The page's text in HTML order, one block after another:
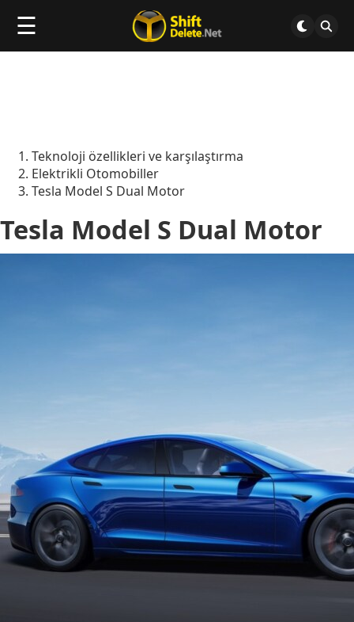
☰
Teknoloji özellikleri ve karşılaştırma
Elektrikli Otomobiller
Tesla Model S Dual Motor
Tesla Model S Dual Motor